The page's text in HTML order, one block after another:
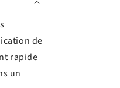
de
rapide
un